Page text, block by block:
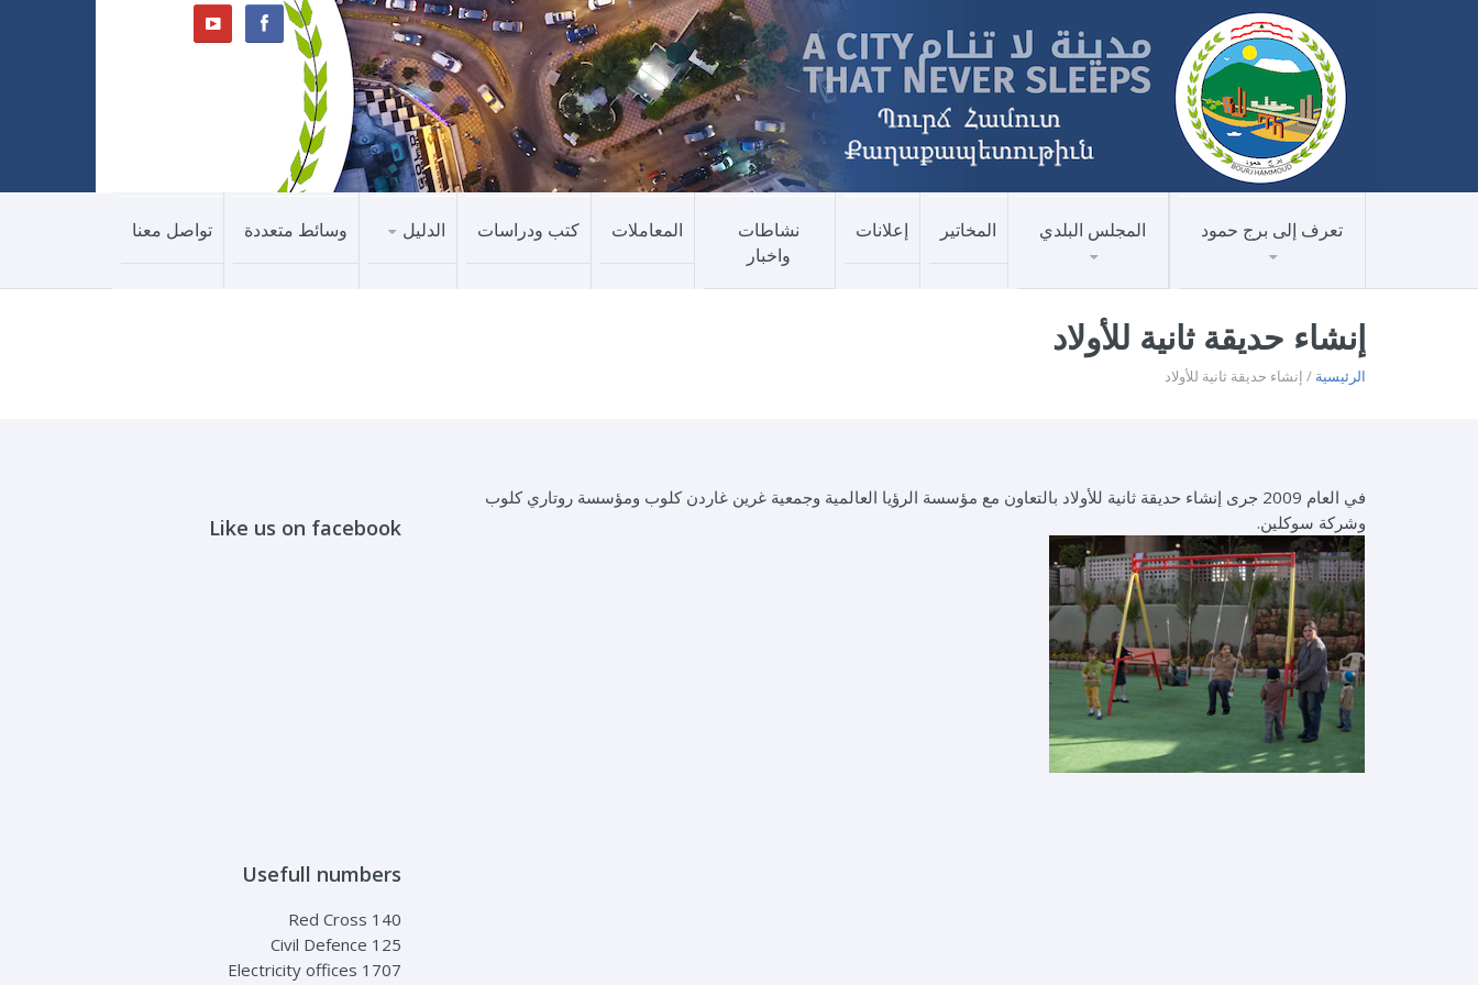
تعرف إلى برج حمود المجلس البلدي المخاتير إعلانات
نشاطات
واخبار
المعاملات كتب ودراسات الدليل وسائط متعددة تواصل معنا
إنشاء حديقة ثانية للأولاد
الرئيسية / إنشاء حديقة ثانية للأولاد
في العام 2009 جرى إنشاء حديقة ثانية للأولاد بالتعاون مع مؤسسة الرؤيا العالمية وجمعية غرين غاردن كلوب ومؤسسة روتاري كلوب
وشركة سوكلين.
Like us on facebook
Usefull numbers
Red Cross 140
Civil Defence 125
Electricity offices 1707